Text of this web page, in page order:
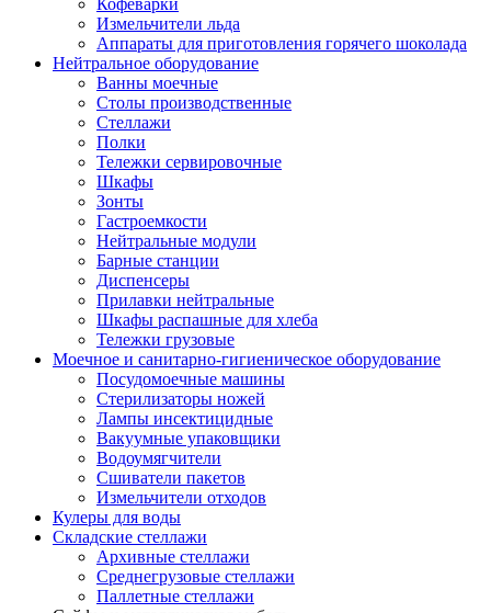
Кофеварки
Измельчители льда
Аппараты для приготовления горячего шоколада
Нейтральное оборудование
Ванны моечные
Столы производственные
Стеллажи
Полки
Тележки сервировочные
Шкафы
Зонты
Гастроемкости
Нейтральные модули
Барные станции
Диспенсеры
Прилавки нейтральные
Шкафы распашные для хлеба
Тележки грузовые
Моечное и санитарно-гигиеническое оборудование
Посудомоечные машины
Стерилизаторы ножей
Лампы инсектицидные
Вакуумные упаковщики
Водоумягчители
Сшиватели пакетов
Измельчители отходов
Кулеры для воды
Складские стеллажи
Архивные стеллажи
Среднегрузовые стеллажи
Паллетные стеллажи